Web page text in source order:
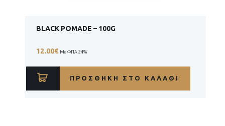
BLACK POMADE – 100G
12.00€ Με ΦΠΑ 24%
ΠΡΟΣΘΉΚΗ ΣΤΟ ΚΑΛΆΘΙ